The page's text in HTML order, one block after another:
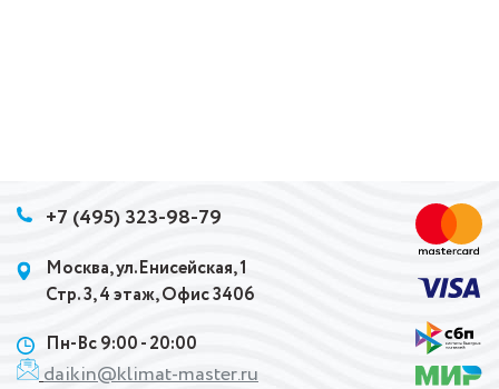
+7 (495) 323-98-79
Москва, ул.Енисейская, 1
Стр. 3, 4 этаж, Офис 3406
Пн-Вс 9:00 - 20:00
daikin@klimat-master.ru